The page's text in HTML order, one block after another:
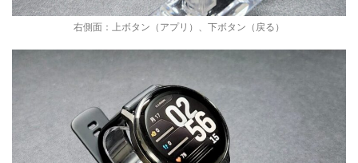
右側面：上ボタン（アプリ）、下ボタン（戻る）